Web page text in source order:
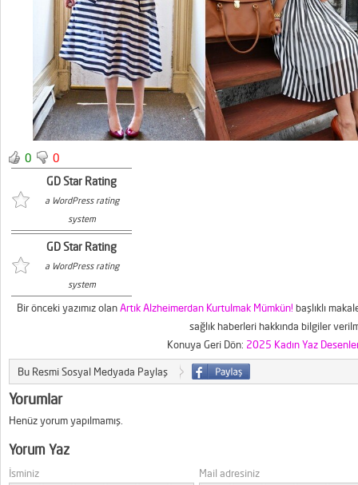
0
0
GD Star Rating
a WordPress rating
system
GD Star Rating
a WordPress rating
system
Bir önceki yazımız olanArtık Alzheimerdan Kurtulmak Mümkün! başlıklı
sağlık haberleri hakkında bilgiler
Konuya Geri Dön: 2025 Kadın Yaz
Bu Resmi Sosyal Medyada Paylaş
Yorumlar
Henüz yorum yapılmamış.
Yorum Yaz
İsminiz Mail adresiniz